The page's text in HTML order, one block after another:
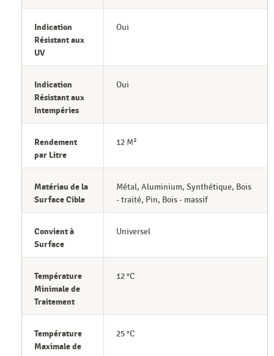
Indication
Résistant aux
UV
Oui
Indication
Résistant aux
Intempéries
Oui
Rendement
par Litre
12 M²
Matériau de la
Surface Cible
Métal, Aluminium, Synthétique, Bois
- traité, Pin, Bois - massif
Convient à
Surface
Universel
Température
Minimale de
Traitement
12 °C
Température
Maximale de
25 °C